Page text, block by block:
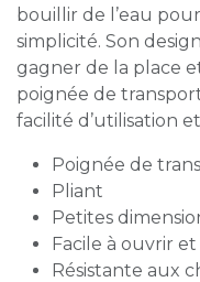
bouillir de l’eau
simplicité. Son
gagner de la place
poignée de
facilité d’utilisation
Poignée de
Pliant
Petites
Facile à ouvrir
Résistante aux